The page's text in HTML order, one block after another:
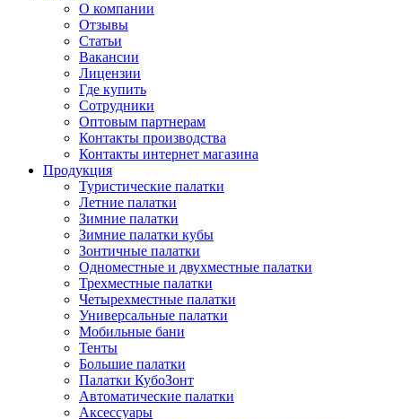
O компании
Отзывы
Статьи
Вакансии
Лицензии
Где купить
Сотрудники
Оптовым партнерам
Контакты производства
Контакты интернет магазина
Продукция
Туристические палатки
Летние палатки
Зимние палатки
Зимние палатки кубы
Зонтичные палатки
Одноместные и двухместные палатки
Трехместные палатки
Четырехместные палатки
Универсальные палатки
Мобильные бани
Тенты
Большие палатки
Палатки КубоЗонт
Автоматические палатки
Аксессуары